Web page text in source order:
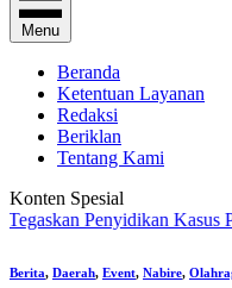
Menu
Beranda
Ketentuan Layanan
Redaksi
Beriklan
Tentang Kami
Konten Spesial
Penyidikan Kasus
Berita, Daerah, Event, Nabire,